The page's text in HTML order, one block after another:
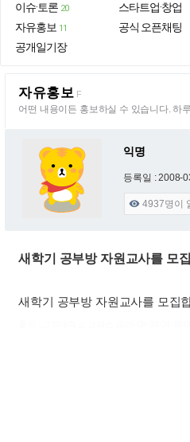
이슈·토론 20
자유홍보 11
공개일기장
스타트업·창업
공식 오픈채팅
자유홍보 F
어떤 내용이든 홍보하실 수 있습니다. 하
익명
등록일 : 2008-
 4937명이
새학기 공부방 자원교사를 모
새학기 공부방 자원교사를 모집